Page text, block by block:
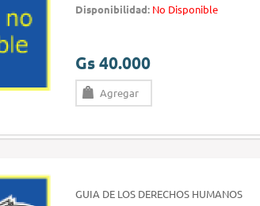
Disponibilidad: No Disponible
Gs 40.000
Agregar
GUIA DE LOS DERECHOS HUMANOS